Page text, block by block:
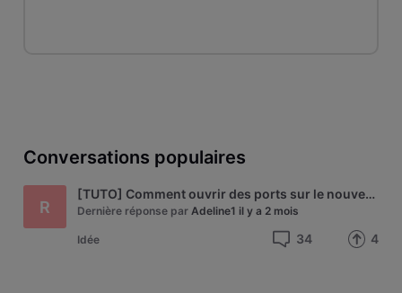
Conversations populaires
R
[TUTO] Comment ouvrir des ports sur le nouveau modem Technicolor de VOO - modèle CGA4233
Dernière réponse par Adeline1 il y a 2 mois
Idée 34 4